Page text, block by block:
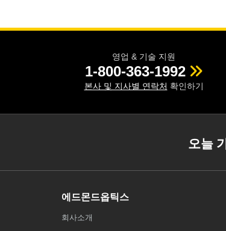
영업 & 기술 지원
1-800-363-1992
본사 및 지사별 연락처 확인하기
오늘
에드몬드옵틱스
회사소개